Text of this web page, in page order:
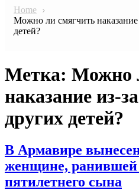
Home
Можно ли смягчить
детей?
Метка: Можно
наказание из-
других детей?
В Армавире
женщине,
пятилетнего сына